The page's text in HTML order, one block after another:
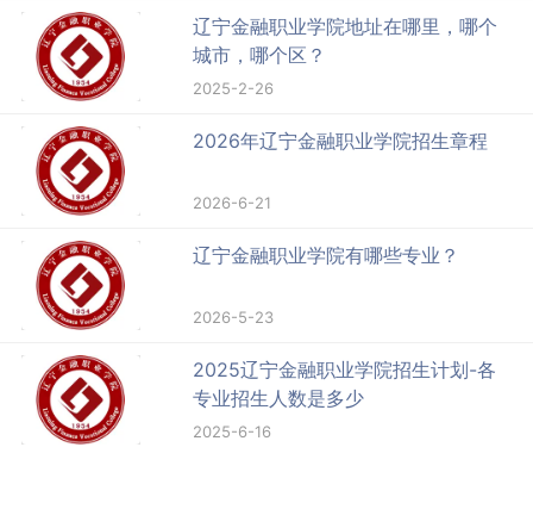
辽宁金融职业学院地址在哪里，哪个
城市，哪个区？
2025-2-26
2026年辽宁金融职业学院招生章程
2026-6-21
辽宁金融职业学院有哪些专业？
2026-5-23
2025辽宁金融职业学院招生计划-各
专业招生人数是多少
2025-6-16